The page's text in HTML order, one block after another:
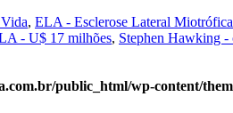
, ELA - Esclerose Lateral Miotrófica
- U$ 17 milhões, Stephen Hawking -
public_html/wp-content/